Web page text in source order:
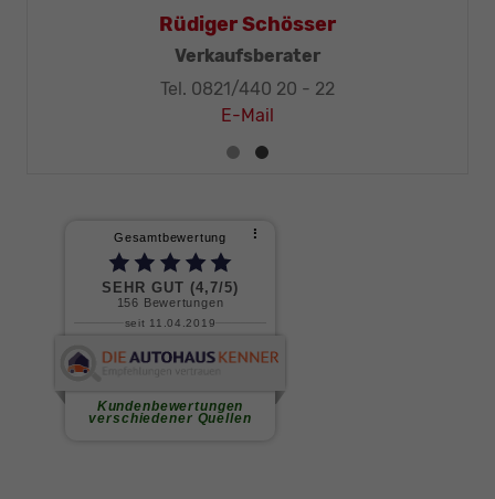
Thomas Mohr
Geschäftsleitung, KFZ-Techniker-Meister
Tel. 0821/440 20 - 32
E-Mail